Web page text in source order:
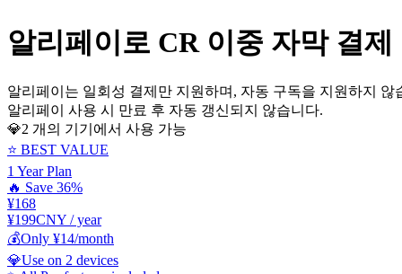
알리페이로 CR 이중 자막 결제
알리페이는 일회성 결제만 지원하며, 자동 구독을 지원하지 않
알리페이 사용 시 만료 후 자동 갱신되지 않습니다.
💎2 개의 기기에서 사용 가능
⭐ BEST VALUE
1 Year Plan
🔥 Save 36%
¥168
¥199CNY / year
💰Only ¥14/month
💎Use on 2 devices